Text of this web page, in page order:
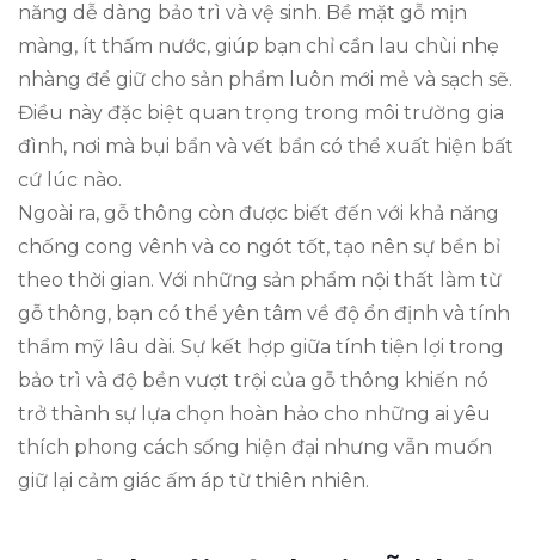
năng dễ dàng bảo trì và vệ sinh. Bề mặt gỗ mịn
màng, ít thấm nước, giúp bạn chỉ cần lau chùi nhẹ
nhàng để giữ cho sản phẩm luôn mới mẻ và sạch sẽ.
Điều này đặc biệt quan trọng trong môi trường gia
đình, nơi mà bụi bẩn và vết bẩn có thể xuất hiện bất
cứ lúc nào.
Ngoài ra, gỗ thông còn được biết đến với khả năng
chống cong vênh và co ngót tốt, tạo nên sự bền bỉ
theo thời gian. Với những sản phẩm nội thất làm từ
gỗ thông, bạn có thể yên tâm về độ ổn định và tính
thẩm mỹ lâu dài. Sự kết hợp giữa tính tiện lợi trong
bảo trì và độ bền vượt trội của gỗ thông khiến nó
trở thành sự lựa chọn hoàn hảo cho những ai yêu
thích phong cách sống hiện đại nhưng vẫn muốn
giữ lại cảm giác ấm áp từ thiên nhiên.